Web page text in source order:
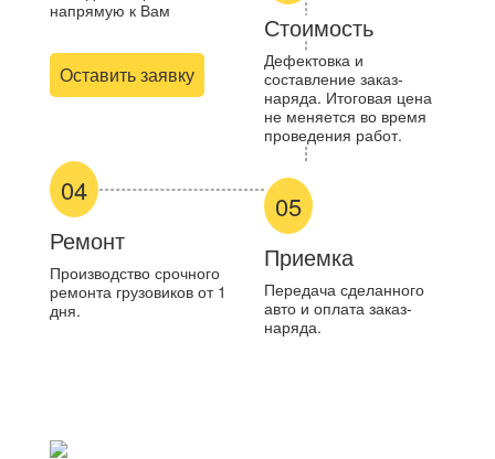
напрямую к Вам
Оставить заявку
04
Ремонт
Производство срочного
ремонта грузовиков от 1
дня.
Стоимость
Дефектовка и
составление заказ-
наряда. Итоговая цена
не меняется во время
проведения работ.
05
Приемка
Передача сделанного
авто и оплата заказ-
наряда.